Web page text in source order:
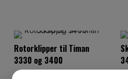
Rotorklipper til Timan
3330 og 3400